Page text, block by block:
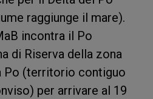
raggiunge il mare).
incontra il Po
di Riserva della zona
Po (territorio contiguo
per arrivare al 19